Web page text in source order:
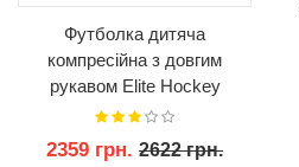
Футболка дитяча
компресійна з довгим
рукавом Elite Hockey
Compression Long Sleeve
Shirt Junior
2359 грн. 2622 грн.